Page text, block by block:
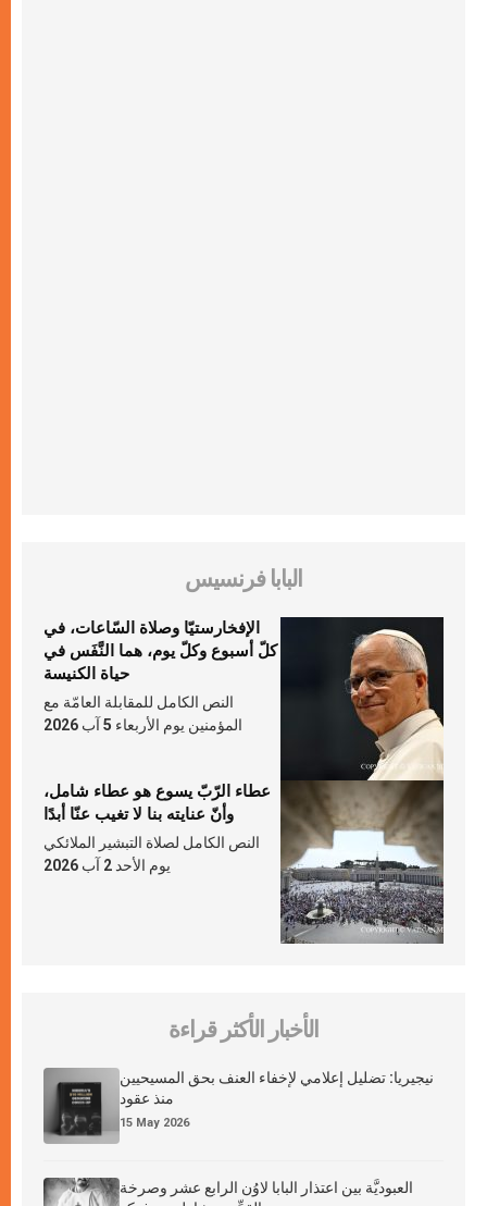
البابا فرنسيس
الإفخارستيّا وصلاة السّاعات، في
كلّ أسبوع وكلّ يوم، هما النَّفَس في
حياة الكنيسة
النص الكامل للمقابلة العامّة مع
المؤمنين يوم الأربعاء 5 آب 2026
عطاء الرّبّ يسوع هو عطاء شامل،
وأنّ عنايته بنا لا تغيب عنّا أبدًا
النص الكامل لصلاة التبشير الملائكي
يوم الأحد 2 آب 2026
الأخبار الأكثر قراءة
نيجيريا: تضليل إعلامي لإخفاء العنف بحق المسيحيين
منذ عقود
15 May 2026
العبوديَّة بين اعتذار البابا لاوُن الرابع عشر وصرخة